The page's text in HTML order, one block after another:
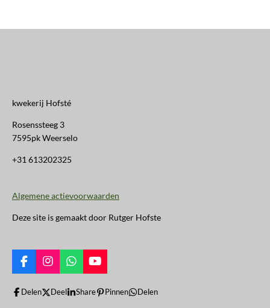
kwekerij Hofsté
Rosenssteeg 3
7595pk Weerselo
+31 613202325
Algemene actievoorwaarden
Deze site is gemaakt door Rutger Hofste
F
a
c
I
n
s
t
W
h
a
t
Y
o
u
T
Delen Deel Share Pinnen Delen